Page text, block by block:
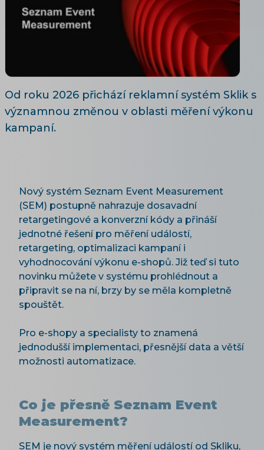
Od roku 2026 přichází reklamní systém Sklik s
významnou změnou v oblasti měření výkonu
kampaní.
Nový systém Seznam Event Measurement
(SEM) postupně nahrazuje dosavadní
retargetingové a konverzní kódy a přináší
jednotné řešení pro měření událostí,
retargeting, optimalizaci kampaní i
vyhodnocování výkonu e-shopů. Již teď si tuto
novinku můžete v systému prohlédnout a
připravit se na ní, brzy by se měla kompletně
spouštět.
Pro e-shopy a specialisty to znamená
jednodušší implementaci, přesnější data a větší
možnosti automatizace.
Co je přesně Seznam Event
Measurement?
SEM je nový systém měření událostí od Skliku,